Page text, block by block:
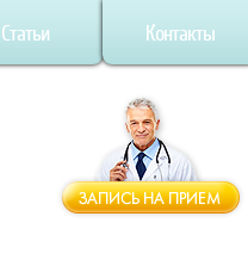
Статьи Контакты